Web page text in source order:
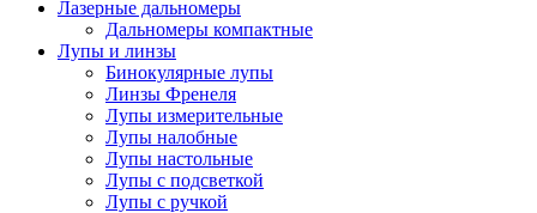
Лазерные дальномеры
Дальномеры компактные
Лупы и линзы
Бинокулярные лупы
Линзы Френеля
Лупы измерительные
Лупы налобные
Лупы настольные
Лупы с подсветкой
Лупы с ручкой